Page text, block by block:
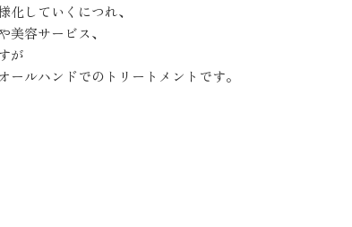
していくにつれ、
容サービス、
が
ルハンドでのトリートメントです。